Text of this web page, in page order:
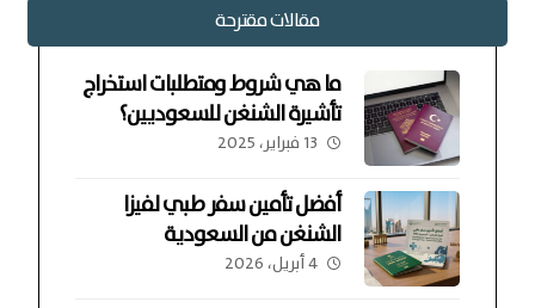
مقالات مقترحة
ما هي شروط ومتطلبات استخراج
تأشيرة الشنغن للسعوديين؟
13 فبراير، 2025
أفضل تأمين سفر طبي لفيزا
الشنغن من السعودية
4 أبريل، 2026